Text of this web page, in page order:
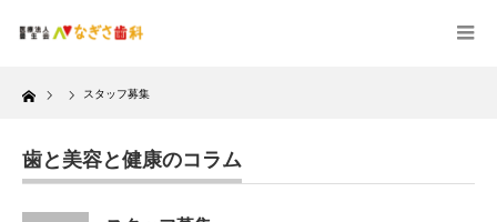
Home スタッフ募集
歯と美容と健康のコラム